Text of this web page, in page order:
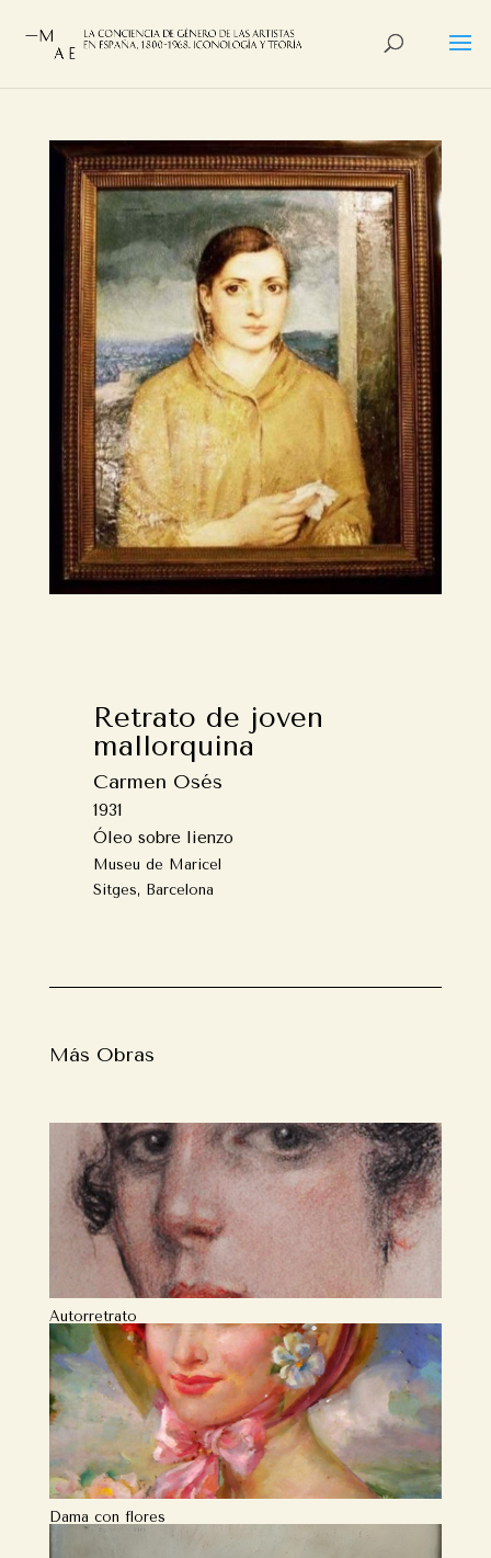
Retrato de joven
mallorquina
Carmen Osés
1931
Óleo sobre lienzo
Museu de Maricel
Sitges, Barcelona
Más Obras
Autorretrato
Dama con flores